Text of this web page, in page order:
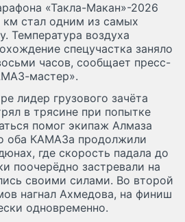
«Такла-Макан»-2026
стал одним из самых
Температура воздуха
спецучастка заняло
часов, сообщает пресс-
мастер».
лидер грузового зачёта
в трясине при попытке
помог экипаж Алмаза
оба КАМАЗа продолжили
где скорость падала до
поочерёдно застревали на
своими силами. Во второй
нагнал Ахмедова, на финиш
одновременно.